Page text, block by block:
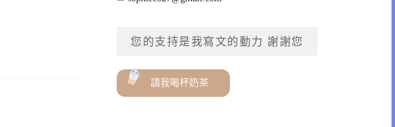
您的支持是我寫文的動力 謝謝您
請我喝杯奶茶